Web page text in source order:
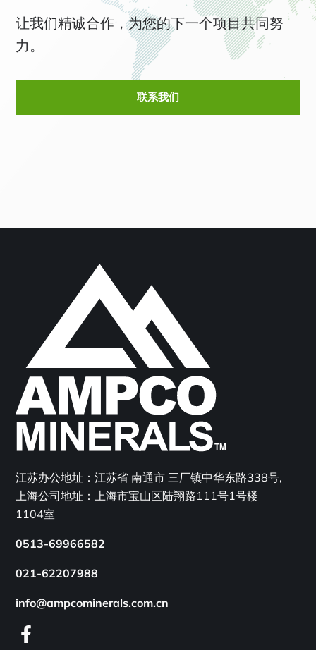
让我们精诚合作，为您的下一个项目共同努
力。
联系我们
江苏办公地址：江苏省 南通市 三厂镇中华东路338号,
上海公司地址：上海市宝山区陆翔路111号1号楼
1104室
0513-69966582
021-62207988
info@ampcominerals.com.cn